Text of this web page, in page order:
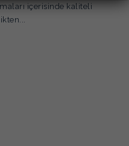
içerisinde kaliteli